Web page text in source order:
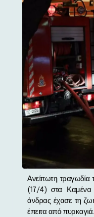
Ανείπωτη τραγωδία το βράδυ της Μεγάλης Πέμπτης
(17/4) στα Καμένα
άνδρας έχασε τη
έπειτα από πυρκαγιά.